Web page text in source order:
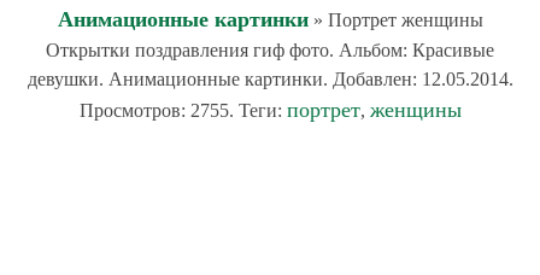
Анимационные картинки» Портрет женщины
Открытки поздравления гиф фото. Альбом: Красивые
девушки. Анимационные картинки. Добавлен: 12.05.2014.
Просмотров: 2755. Теги: портрет, женщины